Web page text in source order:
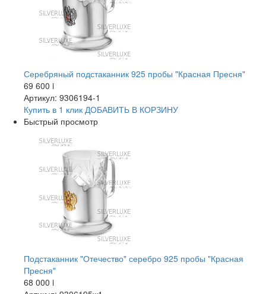
Серебряный подстаканник 925 пробы "Красная Пресня"
69 600 i
Артикул: 9306194-1
Купить в 1 клик ДОБАВИТЬ В КОРЗИНУ
Быстрый просмотр
Подстаканник "Отечество" серебро 925 пробы "Красная
Пресня"
68 000 i